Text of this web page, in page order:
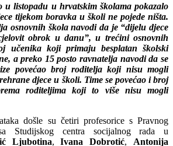
u listopadu u hrvatskim školama pokazalo
tijekom boravka u školi ne pojede ništa.
osnovnih škola navodi da je “dijelu djece
obrok u danu”, u trećini osnovnih
učenika koji primaju besplatan školski
a preko 15 posto ravnatelja navodi da se
povećao broj roditelja koji nisu mogli
djece u školi. Time se povećao i broj
roditeljima koji to više nisu mogli
došle su četiri profesorice s Pravnog
Studijskog centra socijalnog rada u
Ljubotina,Ivana Dobrotić, Antonija